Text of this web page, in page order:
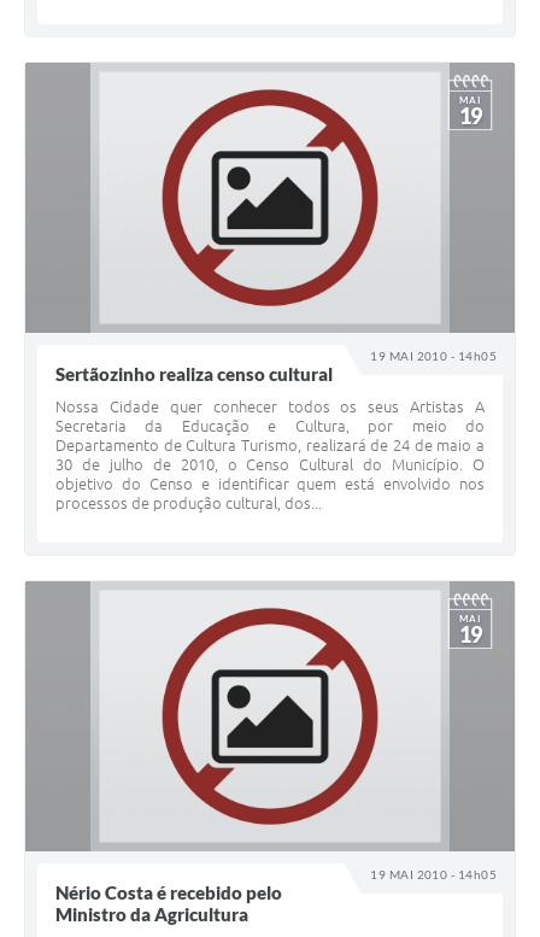
19 MAI 2010 - 14h05
MAI
19
Sertãozinho realiza censo cultural
Nossa Cidade quer conhecer todos os seus Artistas A
Secretaria da Educação e Cultura, por meio do
Departamento de Cultura Turismo, realizará de 24 de maio a
30 de julho de 2010, o Censo Cultural do Município. O
objetivo do Censo e identificar quem está envolvido nos
processos de produção cultural, dos...
19 MAI 2010 - 14h05
MAI
19
Nério Costa é recebido pelo
Ministro da Agricultura